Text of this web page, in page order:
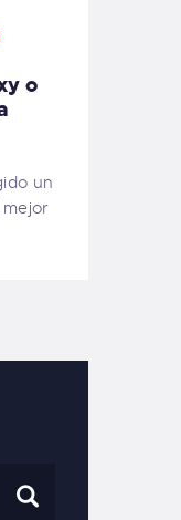
o
un